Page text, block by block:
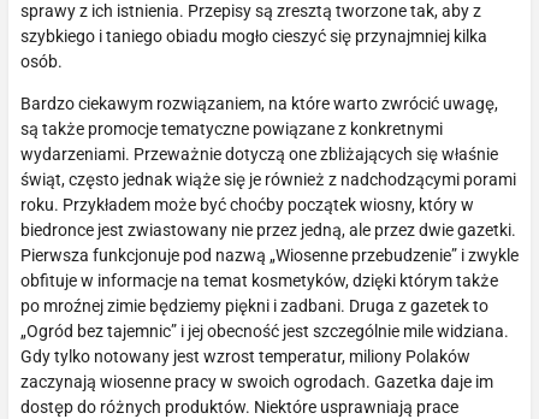
sprawy z ich istnienia. Przepisy są zresztą tworzone tak, aby z
szybkiego i taniego obiadu mogło cieszyć się przynajmniej kilka
osób.
Bardzo ciekawym rozwiązaniem, na które warto zwrócić uwagę,
są także promocje tematyczne powiązane z konkretnymi
wydarzeniami. Przeważnie dotyczą one zbliżających się właśnie
świąt, często jednak wiąże się je również z nadchodzącymi porami
roku. Przykładem może być choćby początek wiosny, który w
biedronce jest zwiastowany nie przez jedną, ale przez dwie gazetki.
Pierwsza funkcjonuje pod nazwą „Wiosenne przebudzenie” i zwykle
obfituje w informacje na temat kosmetyków, dzięki którym także
po mroźnej zimie będziemy piękni i zadbani. Druga z gazetek to
„Ogród bez tajemnic” i jej obecność jest szczególnie mile widziana.
Gdy tylko notowany jest wzrost temperatur, miliony Polaków
zaczynają wiosenne pracy w swoich ogrodach. Gazetka daje im
dostęp do różnych produktów. Niektóre usprawniają prace